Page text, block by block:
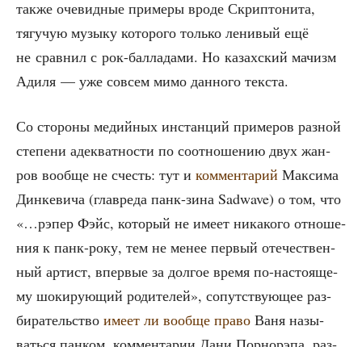
так­же оче­вид­ные при­ме­ры вро­де Скрип­то­ни­та,
тягу­чую музы­ку кото­ро­го толь­ко лени­вый ещё
не срав­нил с рок-бал­ла­да­ми. Но казах­ский мачизм
Ади­ля — уже совсем мимо дан­но­го текста.
Со сто­ро­ны медий­ных инстан­ций при­ме­ров раз­ной
сте­пе­ни адек­ват­но­сти по соот­но­ше­нию двух жан­
ров вооб­ще не счесть: тут и ком­мен­та­рий Мак­си­ма
Дин­ке­ви­ча (главре­да панк-зина Sadwave) о том, что
«…рэпер Фэйс, кото­рый не име­ет ника­ко­го отно­ше­
ния к панк-року, тем не менее пер­вый оте­че­ствен­
ный артист, впер­вые за дол­гое вре­мя по-насто­я­ще­
му шоки­ру­ю­щий роди­те­лей», сопут­ству­ю­щее раз­
би­ра­тель­ство име­ет ли вооб­ще пра­во Ваня назы­